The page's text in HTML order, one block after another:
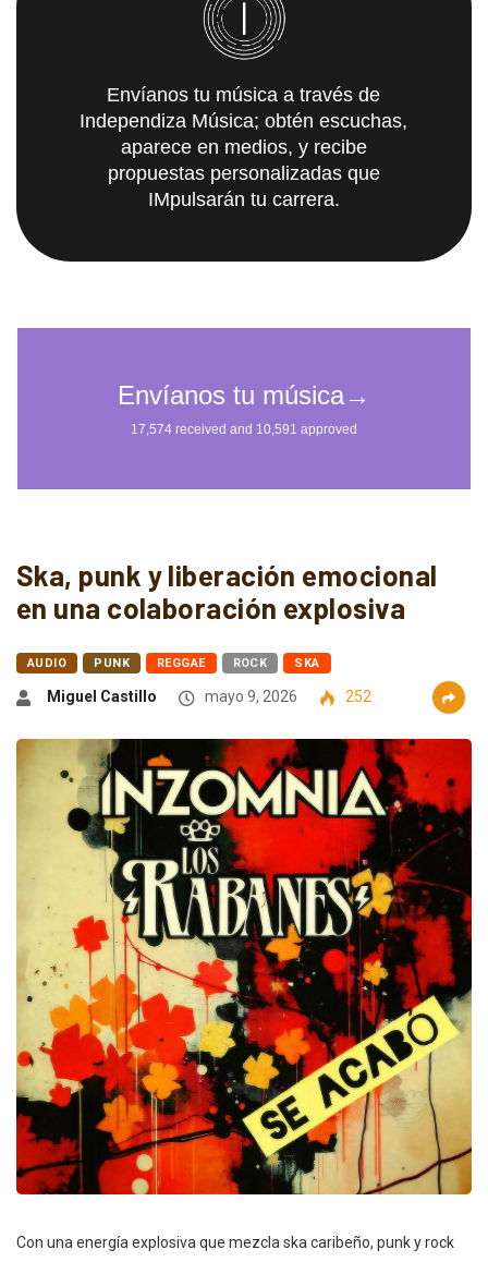
Envíanos tu música a través de
Independiza Música; obtén escuchas,
aparece en medios, y recibe
propuestas personalizadas que
IMpulsarán tu carrera.
Ska, punk y liberación emocional
en una colaboración explosiva
AUDIO PUNK REGGAE ROCK SKA
Miguel Castillo mayo 9, 2026 252
Con una energía explosiva que mezcla ska caribeño, punk y rock